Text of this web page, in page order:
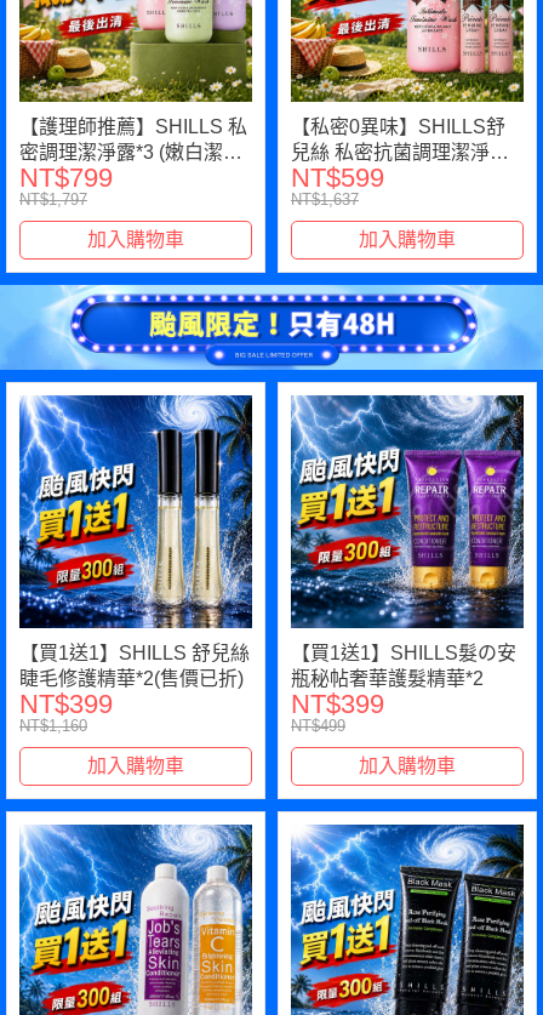
【護理師推薦】SHILLS 私
密調理潔淨露*3 (嫩白潔淨
露/沁涼潔淨露/蔓越莓潔淨
露)可選
NT$799
NT$1,797
加入購物車
【私密0異味】SHILLS舒
兒絲 私密抗菌調理潔淨露
(任選)*1+送 私密清新沁涼
抗菌噴霧*2
NT$599
NT$1,637
加入購物車
【買1送1】SHILLS 舒兒絲
睫毛修護精華*2(售價已折)
NT$399
NT$1,160
加入購物車
【買1送1】SHILLS髮の安
瓶秘帖奢華護髮精華*2
NT$399
NT$499
加入購物車